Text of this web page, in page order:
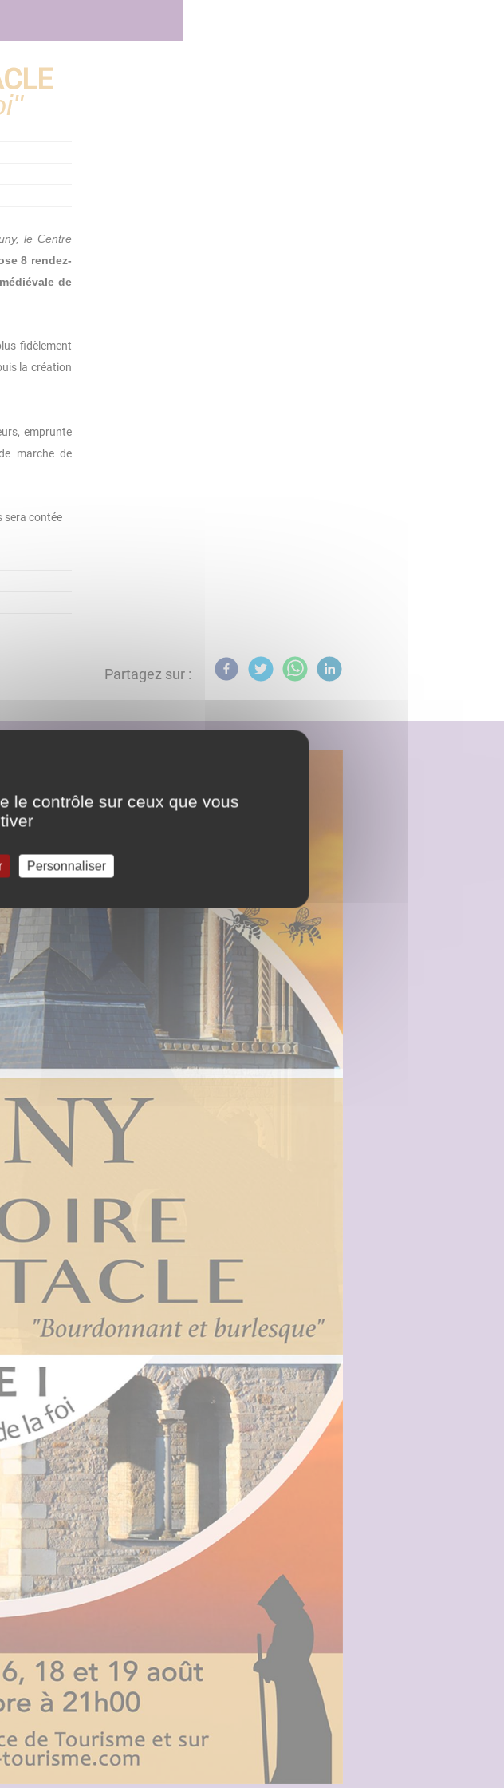
le Centre
8 rendez-
de
fidèlement
la création
emprunte
marche de
sera contée
Partagez sur :
le contrôle sur ceux que vous
Personnaliser